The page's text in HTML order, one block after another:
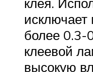
исключает
более 0.3-
клеевой
высокую